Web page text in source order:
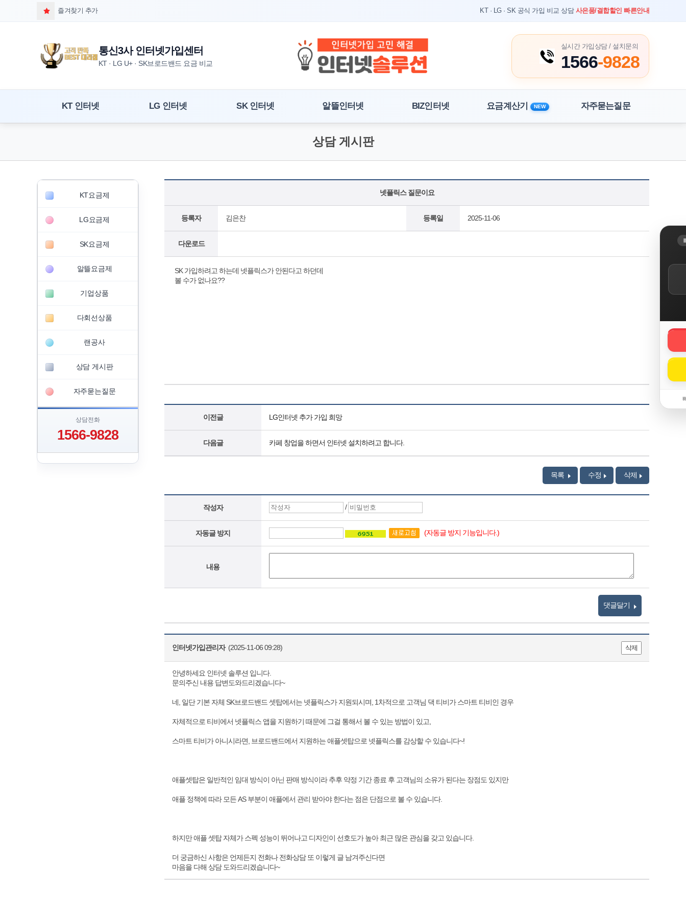
즐겨찾기 추가 KT · LG · SK 공식 가입 비교 상담 사은품/결합할인 빠른안내
통신3사 인터넷가입센터
KT · LG U+ · SK브로드밴드 요금 비교
실시간 가입상담 / 설치문의
1566-9828
KT 인터넷 LG 인터넷 SK 인터넷 알뜰인터넷 BIZ인터넷 요금계산기 NEW 자주묻는질문
상담 게시판
KT요금제
LG요금제
SK요금제
알뜰요금제
기업상품
다회선상품
랜공사
상담 게시판
자주묻는질문
상담전화
1566-9828
넷플릭스 질문이요
등록자 김은찬 등록일 2025-11-06
다운로드
SK 가입하려고 하는데 넷플릭스가 안된다고 하던데
볼 수가 없나요??
이전글 LG인터넷 추가 가입 희망
다음글 카페 창업을 하면서 인터넷 설치하려고 합니다.
목록 수정 삭제
작성자 /
자동글 방지 (자동글 방지 기능입니다.)
내용
댓글달기
인터넷가입관리자(2025-11-06 09:28) 삭제
안녕하세요 인터넷 솔루션 입니다.
문의주신 내용 답변도와드리겠습니다~
네, 일단 기본 자체 SK브로드밴드 셋탑에서는 넷플릭스가 지원되시며, 1차적으로 고객님 댁 티비가 스마트 티비인 경우
자체적으로 티비에서 넷플릭스 앱을 지원하기 때문에 그걸 통해서 볼 수 있는 방법이 있고,
스마트 티비가 아니시라면, 브로드밴드에서 지원하는 애플셋탑으로 넷플릭스를 감상할 수 있습니다~!
애플셋탑은 일반적인 임대 방식이 아닌 판매 방식이라 추후 약정 기간 종료 후 고객님의 소유가 된다는 장점도 있지만
애플 정책에 따라 모든 AS 부분이 애플에서 관리 받아야 한다는 점은 단점으로 볼 수 있습니다.
하지만 애플 셋탑 자체가 스펙 성능이 뛰어나고 디자인이 선호도가 높아 최근 많은 관심을 갖고 있습니다.
더 궁금하신 사항은 언제든지 전화나 전화상담 또 이렇게 글 남겨주신다면
마음을 다해 상담 도와드리겠습니다~